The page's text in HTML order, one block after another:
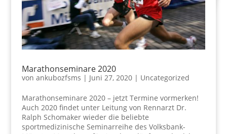
Marathonseminare 2020
von ankubozfsms | Juni 27, 2020| Uncategorized
Marathonseminare 2020 – jetzt Termine vormerken!
Auch 2020 findet unter Leitung von Rennarzt Dr.
Ralph Schomaker wieder die beliebte
sportmedizinische Seminarreihe des Volksbank-